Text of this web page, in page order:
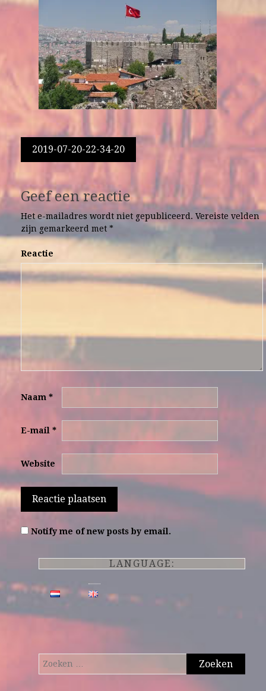
Berichtnavigatie
2019-07-20-22-34-20
Geef een reactie
Het e-mailadres wordt niet gepubliceerd. Vereiste velden
zijn gemarkeerd met *
Reactie
Naam *
E-mail *
Website
Notify me of new posts by email.
LANGUAGE:
Zoeken